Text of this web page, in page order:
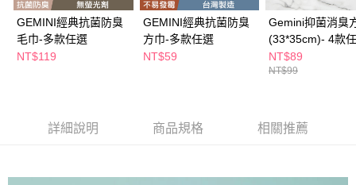
權轉讓予恩沛科技股份有限公司。
２．關於個人資料處理事宜，請瀏覽以下網址：
https://aftee.tw/terms/#terms3
３．未成年的使用者請事先徵得法定代理人或監護人之同意方可使用
「AFTEE先享後付」，若未經同意申辦者引起之損失，本公司不負相關責
請求用戶進行身份認證。
５．嚴禁一人註冊多個帳號或使用他人資訊註冊。若發現惡意使用之情形，
付款後7-11取貨
每筆NT$65，滿NT$490(含以上)免運費
宅配(本島)
每筆NT$80，滿NT$290(含以上)免運費
GEMINI經典抗菌防臭
毛巾-多款任選
NT$119
GEMINI經典抗菌防臭
方巾-多款任選
NT$59
Gemini抑菌消臭
(33*35cm)- 4款
NT$89
NT$99
詳細說明 商品規格 相關推薦